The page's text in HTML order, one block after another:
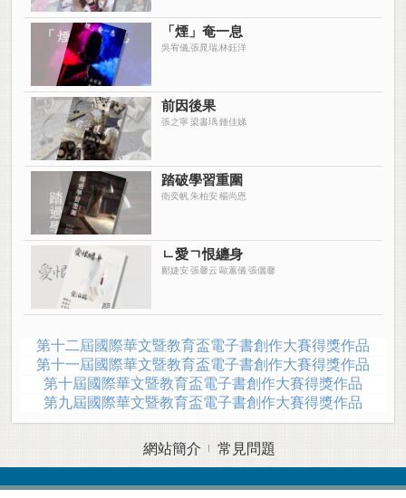
「煙」奄一息
吳宥儀,張晁瑞,林鈺洋
前因後果
張之寧 梁書瑀 鍾佳娣
踏破學習重圍
衛奕帆 朱柏安 楊尚恩
ㄴ愛ㄱ恨纏身
鄺婕安 張馨云 歐蕙儀 張儷馨
第十二屆國際華文暨教育盃電子書創作大賽得獎作品
第十一屆國際華文暨教育盃電子書創作大賽得獎作品
第十屆國際華文暨教育盃電子書創作大賽得獎作品
第九屆國際華文暨教育盃電子書創作大賽得獎作品
網站簡介 常見問題